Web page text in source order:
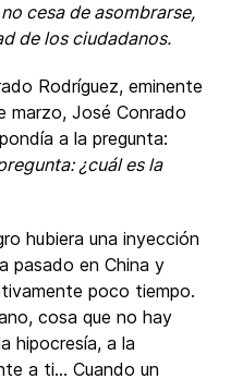
cesa de asombrarse,
de los ciudadanos.
Rodríguez, eminente
marzo, José Conrado
a la pregunta:
¿cuál es la
hubiera una inyección
pasado en China y
poco tiempo.
cosa que no hay
hipocresía, a la
a ti… Cuando un